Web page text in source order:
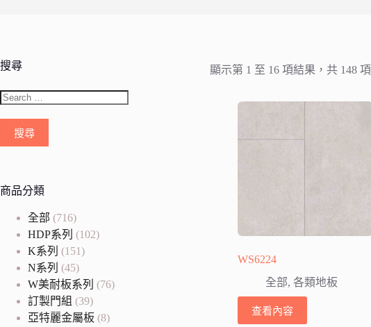
顯示第 1 至 16 項結果，共 148 項
WS6224
全部,各類地板
查看內容
搜尋
商品分類
全部 (716)
HDP系列 (102)
K系列 (151)
N系列 (45)
W美耐板系列 (76)
訂製門組 (39)
亞特麗金屬板 (8)